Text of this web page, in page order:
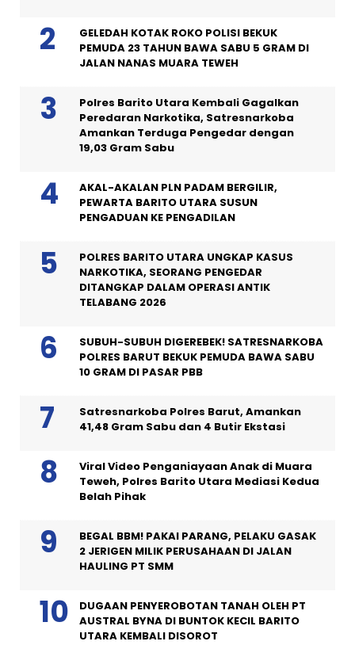
GELEDAH KOTAK ROKO POLISI BEKUK
PEMUDA 23 TAHUN BAWA SABU 5 GRAM DI
JALAN NANAS MUARA TEWEH
Polres Barito Utara Kembali Gagalkan
Peredaran Narkotika, Satresnarkoba
Amankan Terduga Pengedar dengan
19,03 Gram Sabu
AKAL-AKALAN PLN PADAM BERGILIR,
PEWARTA BARITO UTARA SUSUN
PENGADUAN KE PENGADILAN
POLRES BARITO UTARA UNGKAP KASUS
NARKOTIKA, SEORANG PENGEDAR
DITANGKAP DALAM OPERASI ANTIK
TELABANG 2026
SUBUH-SUBUH DIGEREBEK! SATRESNARKOBA
POLRES BARUT BEKUK PEMUDA BAWA SABU
10 GRAM DI PASAR PBB
Satresnarkoba Polres Barut, Amankan
41,48 Gram Sabu dan 4 Butir Ekstasi
Viral Video Penganiayaan Anak di Muara
Teweh, Polres Barito Utara Mediasi Kedua
Belah Pihak
BEGAL BBM! PAKAI PARANG, PELAKU GASAK
2 JERIGEN MILIK PERUSAHAAN DI JALAN
HAULING PT SMM
DUGAAN PENYEROBOTAN TANAH OLEH PT
AUSTRAL BYNA DI BUNTOK KECIL BARITO
UTARA KEMBALI DISOROT